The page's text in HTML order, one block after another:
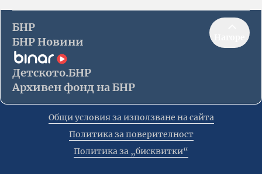
БНР
БНР Новини
Детското.БНР
Архивен фонд на БНР
Общи условия за използване на сайта
Политика за поверителност
Политика за „бисквитки“